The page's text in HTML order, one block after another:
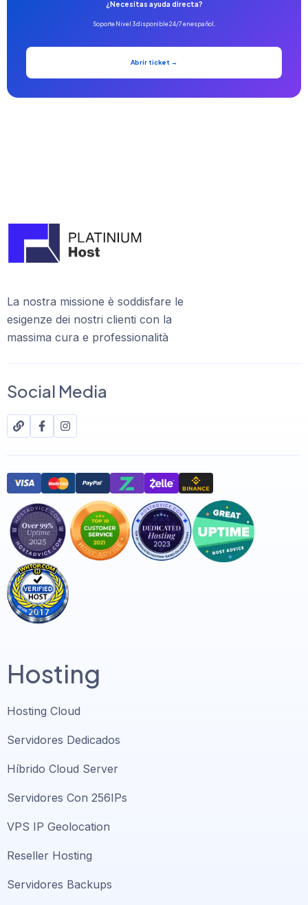
¿Necesitas ayuda directa?
Soporte Nivel 3 disponible 24/7 en español.
Abrir ticket →
La nostra missione è soddisfare le
esigenze dei nostri clienti con la
massima cura e professionalità
Social Media
Hosting
Hosting Cloud
Servidores Dedicados
Híbrido Cloud Server
Servidores Con 256IPs
VPS IP Geolocation
Reseller Hosting
Servidores Backups